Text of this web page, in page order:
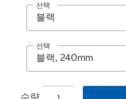
선택
선택
수량